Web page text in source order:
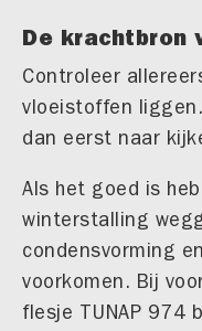
De krachtbron
Controleer
vloeistoffen
dan eerst naar
Als het goed is
winterstalling
condensvorming
voorkomen. Bij
flesje TUNAP 974